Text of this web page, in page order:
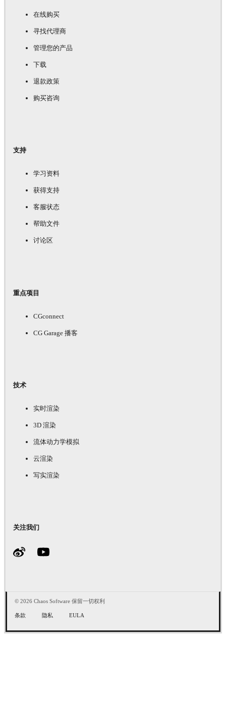
在线购买
寻找代理商
管理您的产品
下载
退款政策
购买咨询
支持
学习资料
获得支持
客服状态
帮助文件
讨论区
重点项目
CGconnect
CG Garage 播客
技术
实时渲染
3D 渲染
流体动力学模拟
云渲染
写实渲染
关注我们
© 2026 Chaos Software 保留一切权利
条款 隐私 EULA